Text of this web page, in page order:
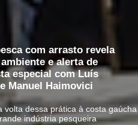
com arrasto revela
e alerta de
especial com Luís
Manuel Haimovici
dessa prática à costa
indústria pesqueira